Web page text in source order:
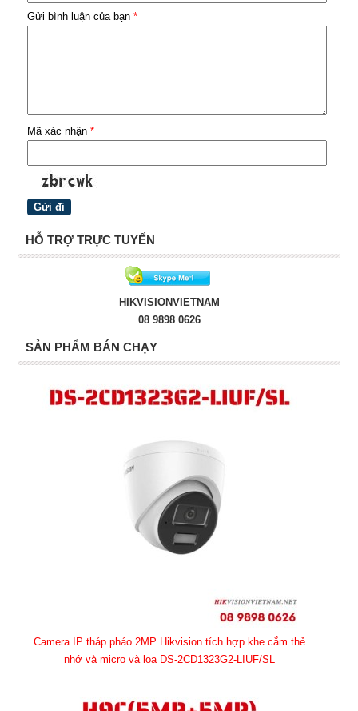
Gửi bình luận của bạn *
Mã xác nhận *
HỖ TRỢ TRỰC TUYẾN
HIKVISIONVIETNAM
08 9898 0626
SẢN PHẨM BÁN CHẠY
Camera IP tháp pháo 2MP Hikvision tích hợp khe cắm thẻ
nhớ và micro và loa DS-2CD1323G2-LIUF/SL